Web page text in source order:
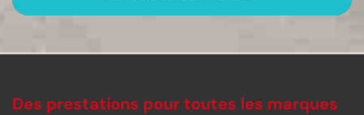
Des prestations pour toutes les marques